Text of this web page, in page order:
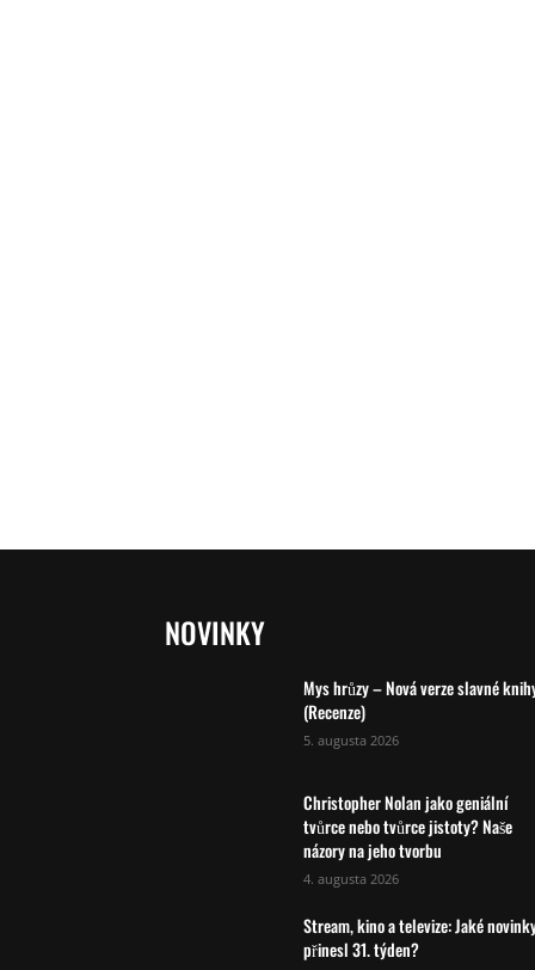
NOVINKY
Mys hrůzy – Nová verze slavné
(Recenze)
5. augusta 2026
Christopher Nolan jako geniální
tvůrce nebo tvůrce jistoty? Naše
názory na jeho tvorbu
4. augusta 2026
Stream, kino a televize: Jaké
přinesl 31. týden?